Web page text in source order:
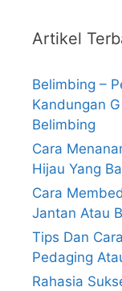
Artikel
Belimbing –
Kandungan
Belimbing
Cara
Hijau Yang
Cara
Jantan Atau
Tips Dan
Pedaging
Rahasia